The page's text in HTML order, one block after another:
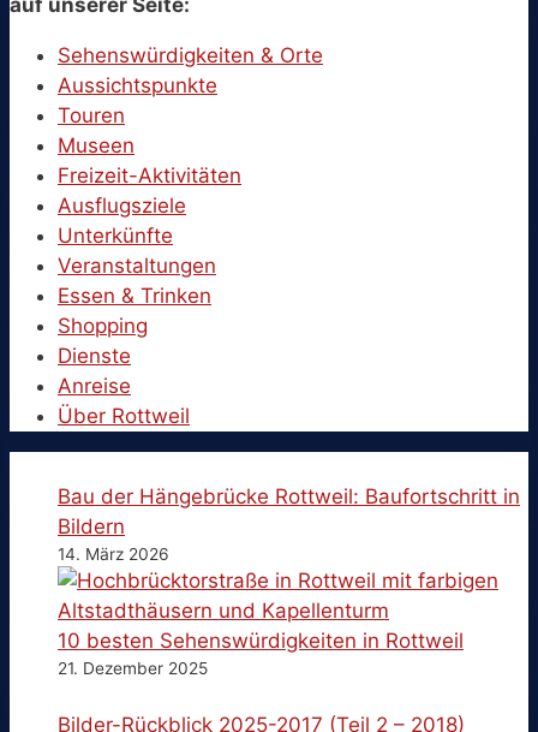
auf unserer Seite:
Sehenswürdigkeiten & Orte
Aussichtspunkte
Touren
Museen
Freizeit-Aktivitäten
Ausflugsziele
Unterkünfte
Veranstaltungen
Essen & Trinken
Shopping
Dienste
Anreise
Über Rottweil
Bau der Hängebrücke Rottweil: Baufortschritt in
Bildern
14. März 2026
10 besten Sehenswürdigkeiten in Rottweil
21. Dezember 2025
Bilder-Rückblick 2025-2017 (Teil 2 – 2018)